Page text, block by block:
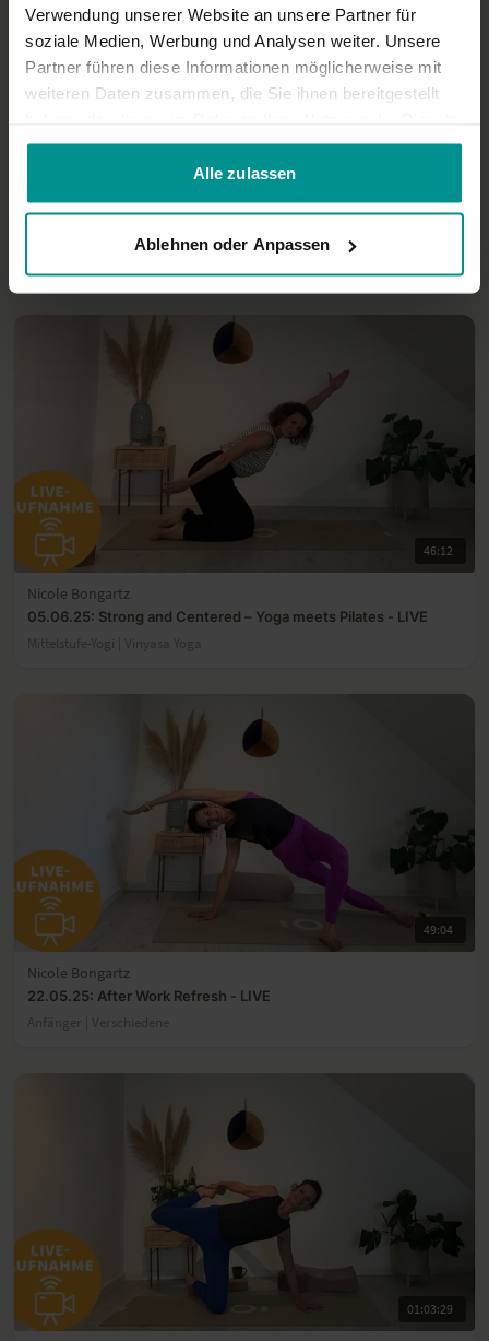
Verwendung unserer Website an unsere Partner für
soziale Medien, Werbung und Analysen weiter. Unsere
Partner führen diese Informationen möglicherweise mit
weiteren Daten zusammen, die Sie ihnen bereitgestellt
gesammelt haben.
Alle zulassen
Ablehnen oder Anpassen
Nicole Bongartz
11.08.25: Core Collective – Stärke aus der Mitte - LIVE
46:12
Nicole Bongartz
05.06.25: Strong and Centered – Yoga meets Pilates - LIVE
Mittelstufe-Yogi | Vinyasa Yoga
49:04
Nicole Bongartz
22.05.25: After Work Refresh - LIVE
Anfänger | Verschiedene
01:03:29